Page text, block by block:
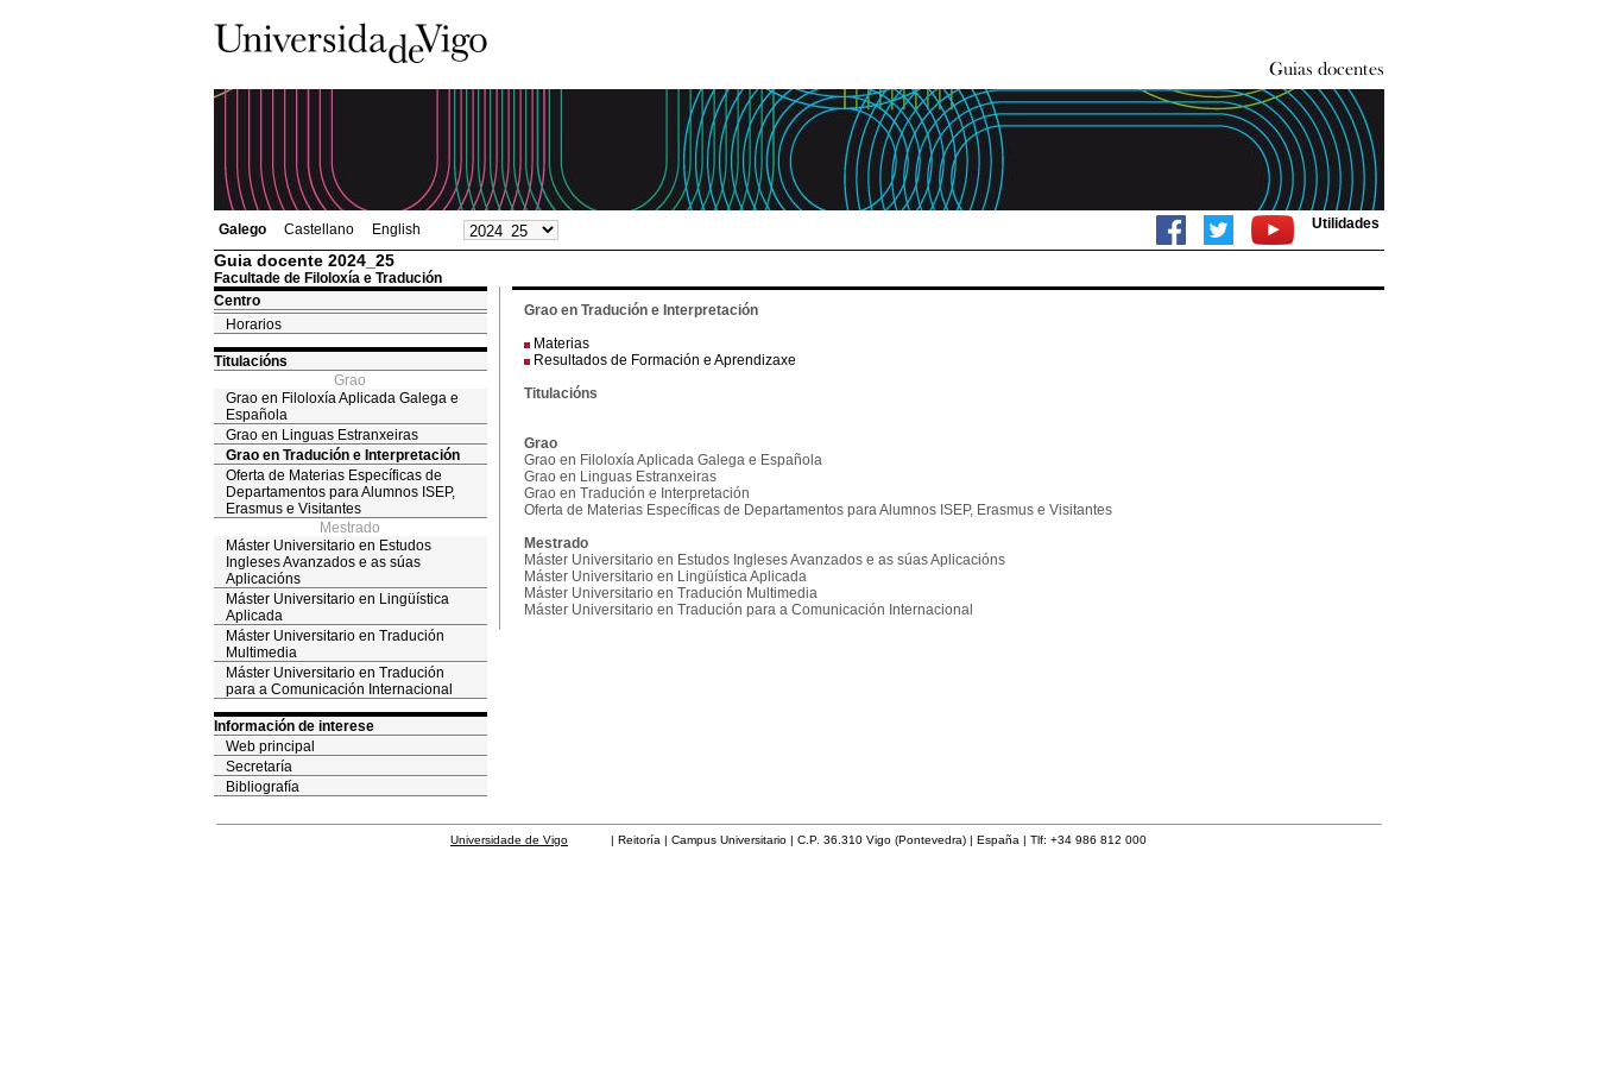
Galego Castellano English Utilidades
Guia docente 2024_25
Facultade de Filoloxía e Tradución
Centro
Horarios
Titulacións
Grao
Grao en Filoloxía Aplicada Galega e
Española
Grao en Linguas Estranxeiras
Grao en Tradución e Interpretación
Oferta de Materias Específicas de
Departamentos para Alumnos ISEP,
Erasmus e Visitantes
Mestrado
Máster Universitario en Estudos
Ingleses Avanzados e as súas
Aplicacións
Máster Universitario en Lingüística
Aplicada
Máster Universitario en Tradución
Multimedia
Máster Universitario en Tradución
para a Comunicación Internacional
Información de interese
Web principal
Secretaría
Bibliografía
Grao en Tradución e Interpretación
Materias
Resultados de Formación e Aprendizaxe
Titulacións
Grao
Grao en Filoloxía Aplicada Galega e Española
Grao en Linguas Estranxeiras
Grao en Tradución e Interpretación
Oferta de Materias Específicas de Departamentos para Alumnos ISEP, Erasmus e Visitantes
Mestrado
Máster Universitario en Estudos Ingleses Avanzados e as súas Aplicacións
Máster Universitario en Lingüística Aplicada
Máster Universitario en Tradución Multimedia
Máster Universitario en Tradución para a Comunicación Internacional
Universidade de Vigo | Reitoría | Campus Universitario | C.P. 36.310 Vigo (Pontevedra) | España | Tlf: +34 986 812 000